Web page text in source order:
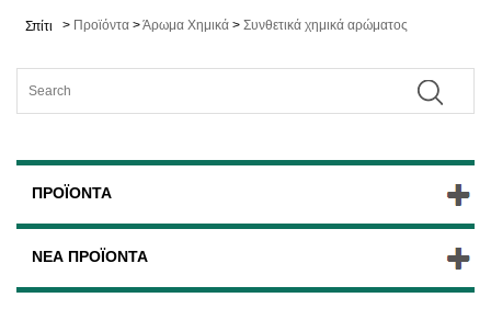
Σπίτι > Προϊόντα >Άρωμα Χημικά > Συνθετικά χημικά αρώματος
ΠΡΟΪΌΝΤΑ
ΝΈΑ ΠΡΟΪΌΝΤΑ